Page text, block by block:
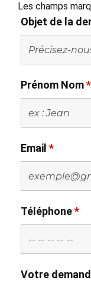
Les champs
Objet de la
Prénom Nom*
Email *
Téléphone*
Votre